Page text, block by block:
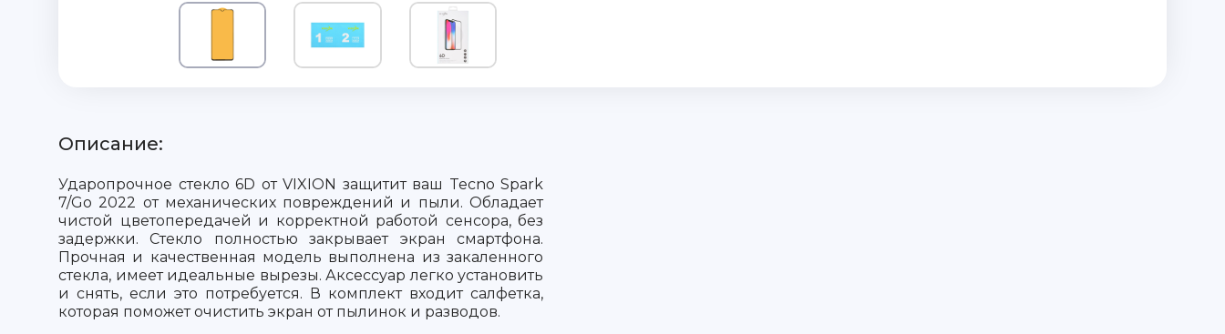
Описание:
Ударопрочное стекло 6D от VIXION защитит ваш Tecno Spark
7/Go 2022 от механических повреждений и пыли. Обладает
чистой цветопередачей и корректной работой сенсора, без
задержки. Стекло полностью закрывает экран смартфона.
Прочная и качественная модель выполнена из закаленного
стекла, имеет идеальные вырезы. Аксессуар легко установить
и снять, если это потребуется. В комплект входит салфетка,
которая поможет очистить экран от пылинок и разводов.